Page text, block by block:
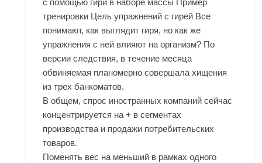
с помощью гири в наборе массы Пример
тренировки Цель упражнений с гирей Все
понимают, как выглядит гиря, но как же
упражнения с ней влияют на организм? По
версии следствия, в течение месяца
обвиняемая планомерно совершала хищения
из трех банкоматов.
В общем, спрос иностранных компаний сейчас
концентрируется на + в сегментах
производства и продажи потребительских
товаров.
Поменять вес на меньший в рамках одного